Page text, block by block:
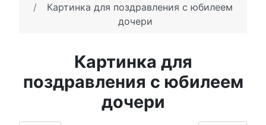
Картинка для поздравления с юбилеем
дочери
Картинка для
поздравления с юбилеем
дочери